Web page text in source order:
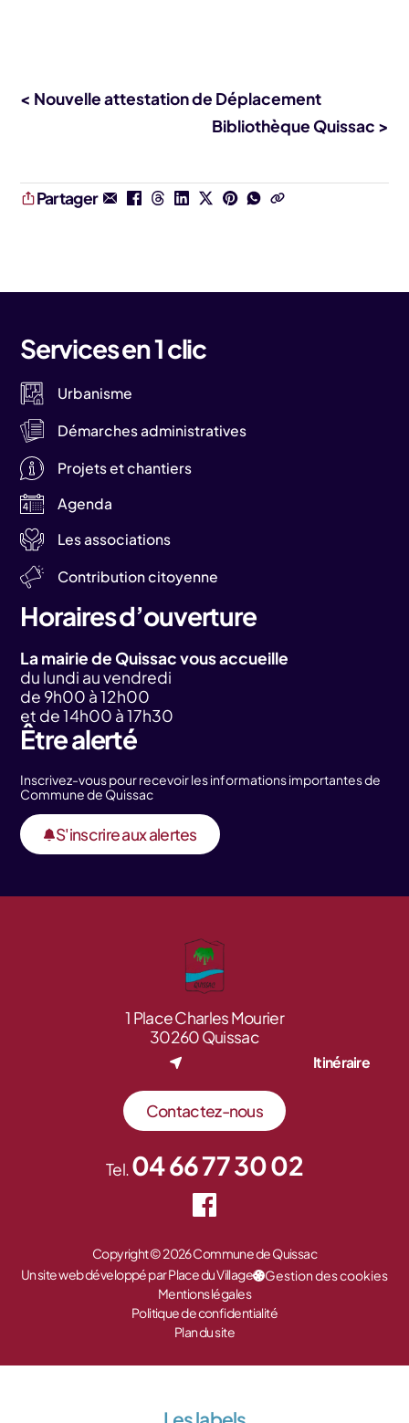
< Nouvelle attestation de Déplacement
Bibliothèque Quissac >
Partager
Services en 1 clic
Urbanisme
Démarches administratives
Projets et chantiers
Agenda
Les associations
Contribution citoyenne
Horaires d’ouverture
La mairie de Quissac vous accueille
du lundi au vendredi
de 9h00 à 12h00
et de 14h00 à 17h30
Être alerté
Inscrivez-vous pour recevoir les informations importantes de
Commune de Quissac
S'inscrire aux alertes
1 Place Charles Mourier
30260 Quissac
Itinéraire
Contactez-nous
Tel.04 66 77 30 02
Copyright © 2026 Commune de Quissac
Un site web développé par Place du Village
Gestion des cookies
Mentions légales
Politique de confidentialité
Plan du site